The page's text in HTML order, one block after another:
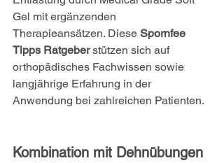
Gel mit ergänzenden
Therapieansätzen. Diese Spornfee
Tipps Ratgeber stützen sich auf
orthopädisches Fachwissen sowie
langjährige Erfahrung in der
Anwendung bei zahlreichen Patienten.
Kombination mit Dehnübungen